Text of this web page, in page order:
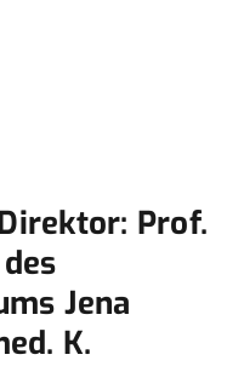
Prof.
Jena
K.